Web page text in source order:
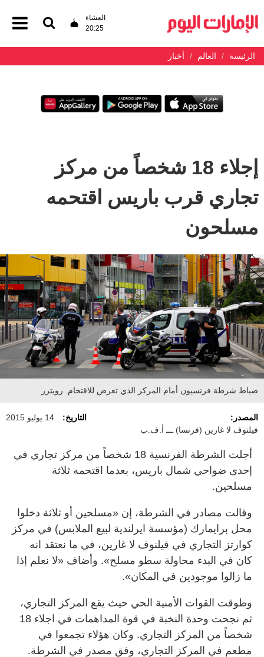
العشاء
20:25
الرئيسة العالم أخبار
إجلاء 18 شخصاً من مركز
تجاري قرب باريس اقتحمه
مسلحون
ضباط شرطة فرنسيون أمام المركز الذي تعرض للاقتحام. رويترز
المصدر:
فيلنوف لا غارين (فرنسا) ـــ أ.ف.ب
التاريخ: 14 يوليو 2015
أجلت الشرطة الفرنسية 18 شخصاً من مركز تجاري في
إحدى ضواحي شمال باريس، بعدما اقتحمه ثلاثة
مسلحين.
وقالت مصادر في الشرطة، إن «مسلحين أو ثلاثة دخلوا
محل برايمارك (مؤسسة ايرلندية لبيع الملابس) في مركز
كوارتز التجاري في فيلنوف لا غارين، في ما نعتقد انه
كان في البدء محاولة سطو مسلح». وأضاف «لا نعلم إذا
ما زالوا موجودين في المكان».
وطوقت القوات الأمنية الحي حيث يقع المركز التجاري،
ثم نجحت وحدة النخبة في قوة المداهمات في اجلاء 18
شخصاً من المركز التجاري. وكان هؤلاء تجمعوا في
مطعم في المركز التجاري، وفق مصدر في الشرطة.